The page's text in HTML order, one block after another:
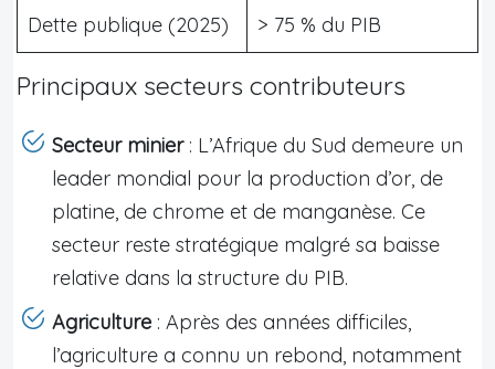
Dette publique (2025) > 75 % du PIB
Principaux secteurs contributeurs
Secteur minier: L’Afrique du Sud demeure un
leader mondial pour la production d’or, de
platine, de chrome et de manganèse. Ce
secteur reste stratégique malgré sa baisse
relative dans la structure du PIB.
Agriculture : Après des années difficiles,
l’agriculture a connu un rebond, notamment